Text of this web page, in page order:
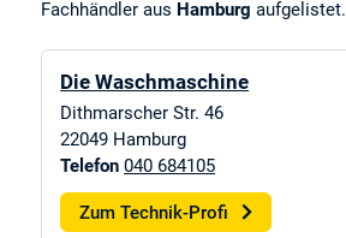
Fachhändler aus Hamburg aufgelistet.
Die Waschmaschine
Dithmarscher Str. 46
22049 Hamburg
Telefon 040 684105
Zum Technik-Profi